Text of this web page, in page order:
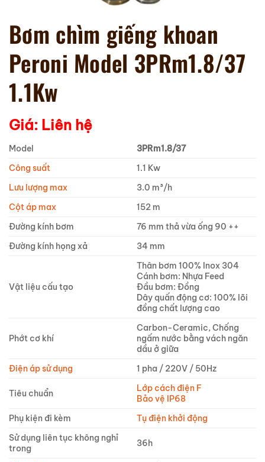
Bơm chìm giếng khoan
Peroni Model 3PRm1.8/37
1.1Kw
Giá: Liên hệ
Model
3PRm1.8/37
Công suất
1.1 Kw
Lưu lượng max
3.0 m³/h
Cột áp max
152 m
Đường kính bơm
76 mm thả vừa ống 90 ++
Đường kính họng xả
34 mm
Vật liệu cấu tạo
Thân bơm 100% Inox 304
Cánh bơm: Nhựa Feed
Đầu bơm: Đồng
Dây quấn động cơ: 100% lõi
đồng chất lượng cao
Phớt cơ khí
Carbon-Ceramic, Chống
ngấm nước bằng vách ngăn
dầu ở giữa
Điện áp sử dụng
1 pha / 220V / 50Hz
Tiêu chuẩn
Lớp cách điện F
Bảo vệ IP68
Phụ kiện đi kèm
Tụ điện khởi động
Sử dụng liên tục không nghỉ
trong
36h